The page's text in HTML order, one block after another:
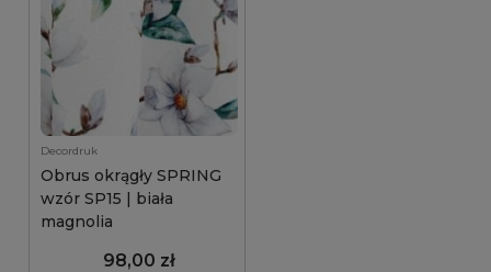
Decordruk
Obrus okrągły SPRING
wzór SP15 | biała
magnolia
98,00 zł